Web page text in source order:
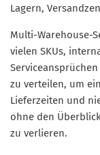
Lagern,
Multi-Warehouse-
vielen SKUs,
zu verteilen, um
Lieferzeiten und
ohne den
zu verlieren.